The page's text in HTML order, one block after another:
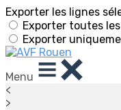
Exporter les lignes
Exporter toutes
Exporter
Menu
<
>